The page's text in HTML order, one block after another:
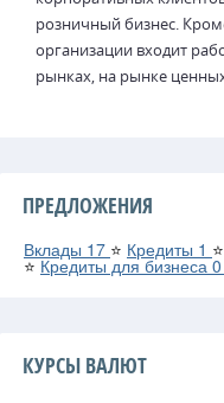
розничный бизнес.
организации входит
рынках, на рынке
ПРЕДЛОЖЕНИЯ
Вклады 17 ⭐ Кредиты 1 ⭐
⭐Кредиты для бизнеса 0
КУРСЫ ВАЛЮТ